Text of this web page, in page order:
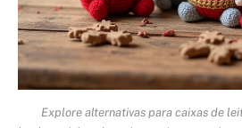
Explore alternativas para caixas de